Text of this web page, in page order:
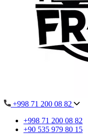
+998 71 200 08 82
+998 71 200 08 82
+90 535 979 80 15